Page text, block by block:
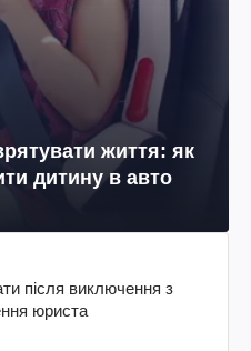
життя: як
дитину в авто
після виключення з
юриста